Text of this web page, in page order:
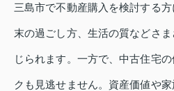
三島市で不動産購入を検討する
末の過ごし方、生活の質などさ
じられます。一方で、中古住宅
クも見逃せません。資産価値や